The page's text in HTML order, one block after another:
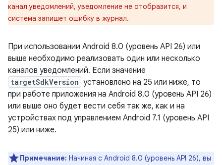
канал уведомлений, уведомление не отобразится, и
система запишет ошибку в журнал.
При использовании Android 8.0 (уровень API 26) или
выше необходимо реализовать один или несколько
каналов уведомлений. Если значение
targetSdkVersion установлено на 25 или ниже, то
при работе приложения на Android 8.0 (уровень API 26)
или выше оно будет вести себя так же, как и на
устройствах под управлением Android 7.1 (уровень API
25) или ниже.
Примечание: Начиная с Android 8.0 (уровень API 26), вы